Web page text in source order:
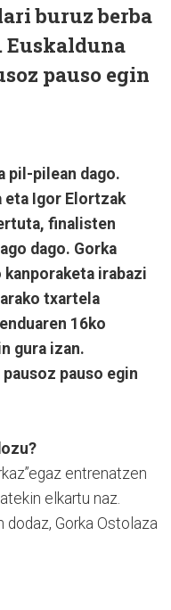
buruz berba
Euskalduna
pauso egin
pil-pilean dago.
eta Igor Elortzak
finalisten
dago. Gorka
irabazi
txartela
16ko
gura izan.
pauso egin
entrenatzen
elkartu naz.
Gorka Ostolaza